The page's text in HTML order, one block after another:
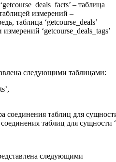
– таблица
измерений –
таблица ‘getcourse_deals’
‘getcourse_deals_tags’
следующими таблицами:
таблиц для сущности
следующими